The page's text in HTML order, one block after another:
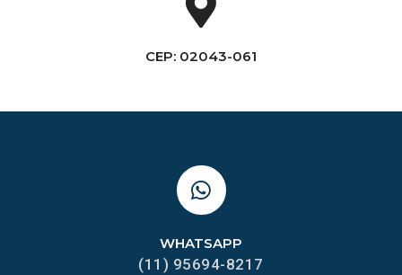
CEP: 02043-061
WHATSAPP
(11) 95694-8217